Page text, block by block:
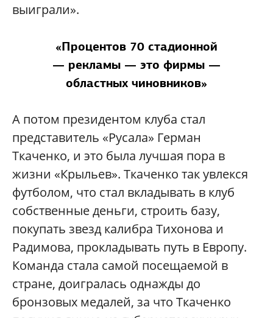
выиграли».
«Процентов 70 стадионной
— рекламы — это фирмы —
областных чиновников»
А потом президентом клуба стал
представитель «Русала» Герман
Ткаченко, и это была лучшая пора в
жизни «Крыльев». Ткаченко так увлекся
футболом, что стал вкладывать в клуб
собственные деньги, строить базу,
покупать звезд калибра Тихонова и
Радимова, прокладывать путь в Европу.
Команда стала самой посещаемой в
стране, доигралась однажды до
бронзовых медалей, за что Ткаченко